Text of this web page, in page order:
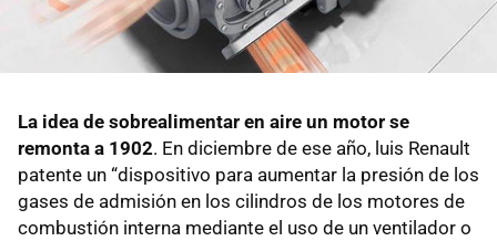
La idea de sobrealimentar en aire un motor se
remonta a 1902. En diciembre de ese año, luis Renault
patente un “dispositivo para aumentar la presión de los
gases de admisión en los cilindros de los motores de
combustión interna mediante el uso de un ventilador o